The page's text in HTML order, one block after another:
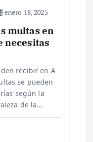
enero 18, 2025
multas en
necesitas
recibir en A
se pueden
según la
de la…